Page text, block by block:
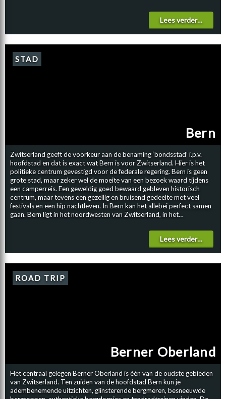
punten zijn die vanaf de Eggishorn of de Bettmerhorn, vanwaar je
uitkijkt over de ‘bocht’, waarbij je vervolgens bijna de gehele gletsjer
kunt zien maar ook de bergen en de ijsmassa eromheen. Om de
het dal, bijvoorbeeld in Mörel of in Fiesch. Vanaf hier ga je met de
kabelbaan omhoog naar respectievelijk de Riederalp of de Belalp.
Zowel Belalp als Riederalp is een autovrij dorp. De eerste kabelbaan
gletsjerwandeling. Een unieke tocht die al ondernomen kan worden
de gletsjertong en kun je van dichtbij de gletsjer bewonderen. Een
indrukwekkende excursie tijdens de camperreis die je nooit meer zult
vergeten.
Lees verder…
Zwitserland geeft de voorkeur aan de benaming ‘bondsstad’ i.p.v.
hoofdstad en dat is exact wat Bern is voor Zwitserland. Hier is het
politieke centrum gevestigd voor de federale regering. Bern is geen
grote stad, maar zeker wel de moeite van een bezoek waard tijdens
een camperreis. Een geweldig goed bewaard gebleven historisch
centrum, maar tevens een gezellig en bruisend gedeelte met veel
festivals en een hip nachtleven. In Bern kan het allebei perfect samen
gaan. Bern ligt in het noordwesten van Zwitserland, in het
een beer en het dier zie je dus overal ook terugkomen, op
uithangborden, vlaggen, naamborden en op het stadswapen. In 1224
schoot de stichter van de stad Bern, Berthold V, tijdens de jacht een
naam Bern is dan ook afgeleid van ‘Bär’, het Duits woord voor beer.
Eén van de leukste attracties van Bern is tegenwoordig nog altijd de
“Bärengräben”, de berenkuil. OUDE STADSKERN Het oude
opgezette camping met goede faciliteiten en een ideale verbinding,
Lees verder…
STAD
Bern
Het centraal gelegen Berner Oberland is één van de oudste gebieden
van Zwitserland. Ten zuiden van de hoofdstad Bern kun je
adembenemende uitzichten, glinsterende bergmeren, besneeuwde
ROAD TRIP
Berner Oberland